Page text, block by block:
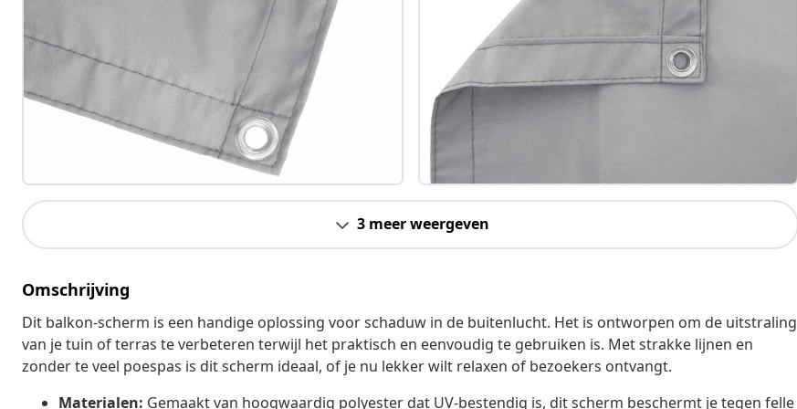
3 meer weergeven
Omschrijving
Dit balkon-scherm is een handige oplossing voor schaduw in de buitenlucht. Het is ontworpen om de uitstraling
van je tuin of terras te verbeteren terwijl het praktisch en eenvoudig te gebruiken is. Met strakke lijnen en
zonder te veel poespas is dit scherm ideaal, of je nu lekker wilt relaxen of bezoekers ontvangt.
Materialen: Gemaakt van hoogwaardig polyester dat UV-bestendig is, dit scherm beschermt je tegen felle